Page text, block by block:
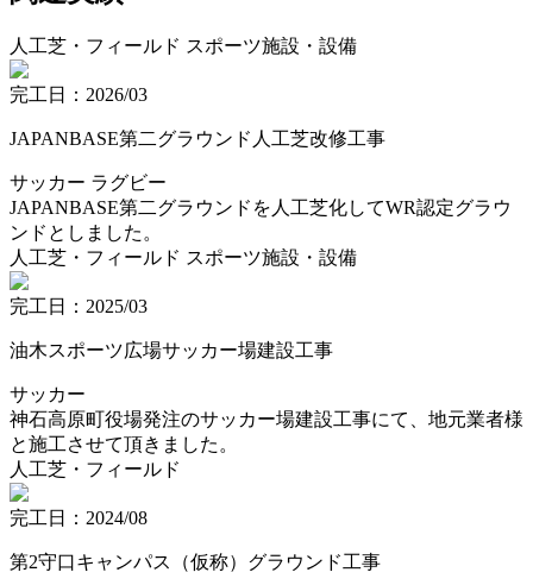
人工芝・フィールド スポーツ施設・設備
完工日：2026/03
JAPANBASE第二グラウンド人工芝改修工事
サッカー ラグビー
JAPANBASE第二グラウンドを人工芝化してWR認定グラウ
ンドとしました。
人工芝・フィールド スポーツ施設・設備
完工日：2025/03
油木スポーツ広場サッカー場建設工事
サッカー
神石高原町役場発注のサッカー場建設工事にて、地元業者様
と施工させて頂きました。
人工芝・フィールド
完工日：2024/08
第2守口キャンパス（仮称）グラウンド工事